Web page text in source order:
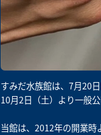
すみだ水族館は、7月20
10月2日（土）より一般
当館は、2012年の開業